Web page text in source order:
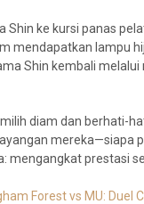
Shin ke kursi panas
mendapatkan lampu
Shin kembali melalui
diam dan berhati-
mereka—siapa
mengangkat prestasi
Forest vs MU: Duel